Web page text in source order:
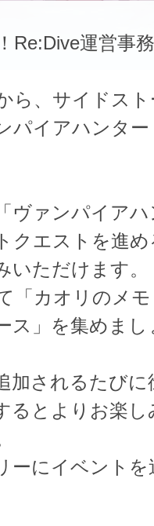
Re:Dive運営事
ら、サイドス
パイアハンタ
ヴァンパイア
クエストを進
いただけます。
「カオリのメ
ス」を集めま
加されるたびに
るとよりお楽
ーにイベント